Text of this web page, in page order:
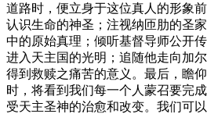
道路时，便立身于这位真人的形象
认识生命的神圣；注视纳匝肋的圣
中的原始真理；倾听基督导师公开
进入天主国的光明；追随他走向加
得到救赎之痛苦的意义。最后，瞻
时，将看到我们每一个人蒙召要完
受天主圣神的治愈和改变。我们可